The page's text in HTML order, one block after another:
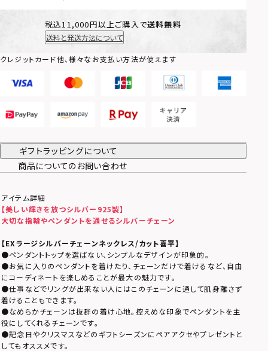
税込11,000円以上ご購入で送料無料
送料と発送方法について
クレジットカード他、様々なお支払い方法が使えます
ギフトラッピングについて
商品についてのお問い合わせ
アイテム詳細
【美しい輝きを放つシルバー925製】
大切な指輪やペンダントを通せるシルバーチェーン
【EXラージシルバーチェーンネックレス/カット喜平】
●ペンダントトップを選ばない、シンプルなデザインが印象的。
●お気に入りのペンダントを着けたり、チェーンだけで着けるなど、自由
にコーディネートを楽しめることが最大の魅力です。
●仕事などでリングが出来ない人にはこのチェーンに通して肌身離さず
着けることもできます。
●なめらかチェーンは抜群の着け心地。控えめな印象でペンダントを主
役にしてくれるチェーンです。
●記念日やクリスマスなどのギフトシーズンにペアアクセやプレゼントと
してもオススメです。